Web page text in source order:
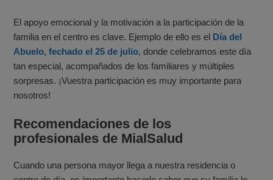
El apoyo emocional y la motivación a la participación de la
familia en el centro es clave. Ejemplo de ello es el Día del
Abuelo, fechado el 25 de julio, donde celebramos este día
tan especial, acompañados de los familiares y múltiples
sorpresas. ¡Vuestra participación es muy importante para
nosotros!
Recomendaciones de los
profesionales de MialSalud
Cuando una persona mayor llega a nuestra residencia o